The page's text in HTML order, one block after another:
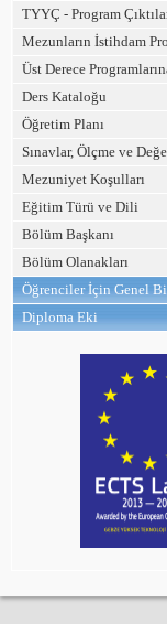
TYYÇ - Program
Mezunların İstihdam
Üst Derece
Ders Kataloğu
Öğretim Planı
Sınavlar, Ölçme ve
Mezuniyet Koşulları
Eğitim Türü ve Dili
Bölüm Başkanı
Bölüm Olanakları
Öğrenciler İçin Genel
Diploma Eki